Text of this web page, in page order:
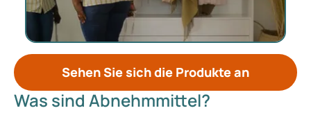
Sehen Sie sich die Produkte an
Was sind Abnehmmittel?